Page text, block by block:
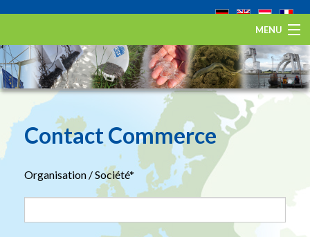
MENU
Home
L’anguille européenne
Eel Stewardship Fund
Contact Commerce
Organisation / Société*